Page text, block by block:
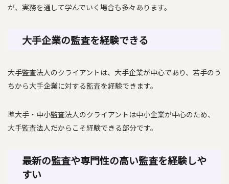
が、実務を通して学んでいく場合も多々あります。
大手企業の監査を経験できる
大手監査法人のクライアントは、大手企業が中心であり、若手のう
ちから大手企業に対する監査を経験できます。
準大手・中小監査法人のクライアントは中小企業が中心のため、
大手監査法人だからこそ経験できる部分です。
最新の監査や専門性の高い監査を経験しや
すい